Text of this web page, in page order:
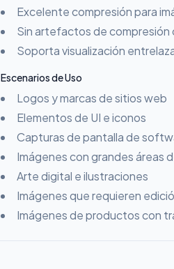
Excelente compresión para
Sin artefactos de compresión
Soporta visualización
Escenarios de Uso
Logos y marcas de sitios web
Elementos de UI e iconos
Capturas de pantalla de
Imágenes con grandes áreas
Arte digital e ilustraciones
Imágenes que requieren
Imágenes de productos con